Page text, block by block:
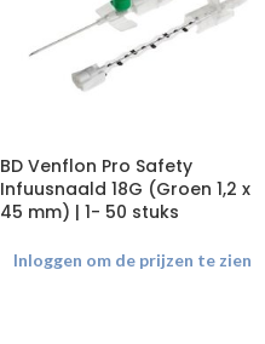
BD Venflon Pro Safety
Infuusnaald 18G (Groen 1,2 x
45 mm) | 1- 50 stuks
Inloggen om de prijzen te zien